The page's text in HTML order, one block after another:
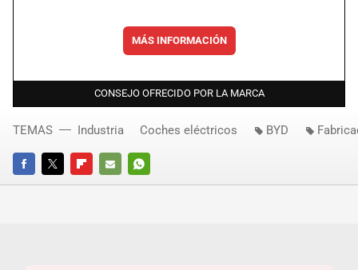
MÁS INFORMACIÓN
CONSEJO OFRECIDO POR LA MARCA
FACEBOOKTWITTERFLIPBOARD
E-
WHATSAPP
TEMAS Industria Coches eléctricos BYD